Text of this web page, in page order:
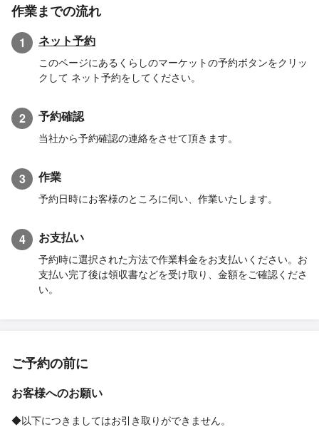
作業までの流れ
1 ネット予約
このページにあるくらしのマーケットの予約ボタンをクリッ
クして ネット予約をしてください。
2 予約確認
当社から予約確認の連絡をさせて頂きます。
3 作業
予約日時にお客様のところに伺い、作業いたします。
4 お支払い
予約時に選択された方法で作業料金をお支払いください。お
支払い完了後は領収書などを受け取り、金額をご確認くださ
い。
ご予約の前に
お客様へのお願い
◆以下につきましてはお引き取りができません。